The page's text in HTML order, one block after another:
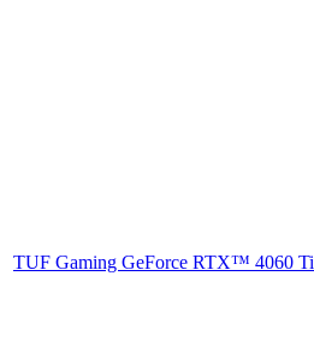
کارت گرافیک ایسوس مدل TUF Gaming GeForce RTX™ 4060 Ti